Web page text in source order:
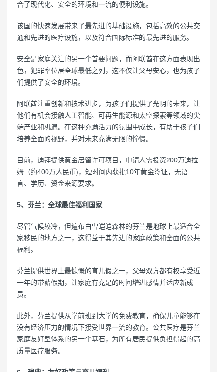
合了现代化、安全的环境和一流的便利设施。
该国的快速发展带来了最先进的基础设施，包括高效的公共交
通和先进的医疗设施，以及符合国际标准的最先进的服务。
安全是家庭关注的另一个首要问题，而阿联酋在这方面表现出
色，犯罪率位居全球最低之列，这不仅让父母安心，也为孩子
们提供了安全的环境。
阿联酋注重创新和技术进步，为孩子们提供了光明的未来，让
他们有机会接触人工智能、可再生能源和太空探索等领域的尖
端产业和机遇。在这种充满活力的氛围中成长，有助于孩子们
培养全面的视野，并对未来充满无限的憧憬。
目前，迪拜提供黄金居留许可项目，申请人需投资200万迪拉
姆（约400万人民币)，短时间内获批10年黄金签证，无语
言、学历、资金来源要求。
5、芬兰：全球最佳福利国家
尽管气候较冷，但遍布白雪皑皑森林的芬兰是地球上最适合全
家移民的地方之一，这得益于其先进的家庭政策和全面的公共
福利。
芬兰提供世界上最慷慨的育儿假之一，父母双方都有权享受近
一年的带薪假期，让家庭有充足的时间增进感情并适应新成
员。
此外，芬兰提供从学前班到大学的免费教育，确保儿童能够在
没有经济压力的情况下接受世界一流的教育。公共医疗是芬兰
家庭友好型体系的另一个基石，为所有居民提供负担得起的高
质量医疗服务。